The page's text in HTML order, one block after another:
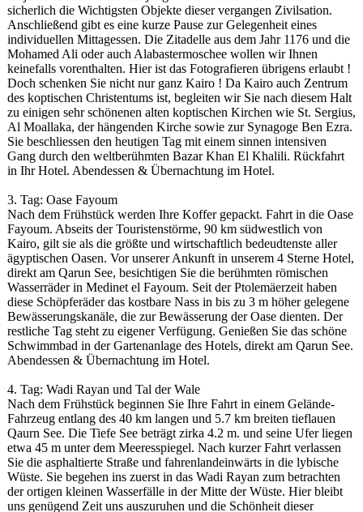
sicherlich die Wichtigsten Objekte dieser vergangen Zivilsation.
Anschließend gibt es eine kurze Pause zur Gelegenheit eines
individuellen Mittagessen. Die Zitadelle aus dem Jahr 1176 und die
Mohamed Ali oder auch Alabastermoschee wollen wir Ihnen
keinefalls vorenthalten. Hier ist das Fotografieren übrigens erlaubt !
Doch schenken Sie nicht nur ganz Kairo ! Da Kairo auch Zentrum
des koptischen Christentums ist, begleiten wir Sie nach diesem Halt
zu einigen sehr schönenen alten koptischen Kirchen wie St. Sergius,
Al Moallaka, der hängenden Kirche sowie zur Synagoge Ben Ezra.
Sie beschliessen den heutigen Tag mit einem sinnen intensiven
Gang durch den weltberühmten Bazar Khan El Khalili. Rückfahrt
in Ihr Hotel. Abendessen & Übernachtung im Hotel.
3. Tag: Oase Fayoum
Nach dem Frühstück werden Ihre Koffer gepackt. Fahrt in die Oase
Fayoum. Abseits der Touristenstörme, 90 km südwestlich von
Kairo, gilt sie als die größte und wirtschaftlich bedeudtenste aller
ägyptischen Oasen. Vor unserer Ankunft in unserem 4 Sterne Hotel,
direkt am Qarun See, besichtigen Sie die berühmten römischen
Wasserräder in Medinet el Fayoum. Seit der Ptolemäerzeit haben
diese Schöpferäder das kostbare Nass in bis zu 3 m höher gelegene
Bewässerungskanäle, die zur Bewässerung der Oase dienten. Der
restliche Tag steht zu eigener Verfügung. Genießen Sie das schöne
Schwimmbad in der Gartenanlage des Hotels, direkt am Qarun See.
Abendessen & Übernachtung im Hotel.
4. Tag: Wadi Rayan und Tal der Wale
Nach dem Frühstück beginnen Sie Ihre Fahrt in einem Gelände-
Fahrzeug entlang des 40 km langen und 5.7 km breiten tieflauen
Qaurn See. Die Tiefe See beträgt zirka 4.2 m. und seine Ufer liegen
etwa 45 m unter dem Meeresspiegel. Nach kurzer Fahrt verlassen
Sie die asphaltierte Straße und fahrenlandeinwärts in die lybische
Wüste. Sie begehen ins zuerst in das Wadi Rayan zum betrachten
der ortigen kleinen Wasserfälle in der Mitte der Wüste. Hier bleibt
uns genügend Zeit uns auszuruhen und die Schönheit dieser